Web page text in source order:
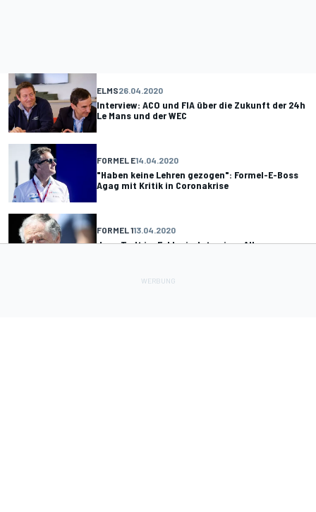
ELMS26.04.2020
Interview: ACO und FIA über die Zukunft der 24h
Le Mans und der WEC
FORMEL E14.04.2020
"Haben keine Lehren gezogen": Formel-E-Boss
Agag mit Kritik in Coronakrise
FORMEL 113.04.2020
Jean Todt im Exklusiv-Interview: Alles muss